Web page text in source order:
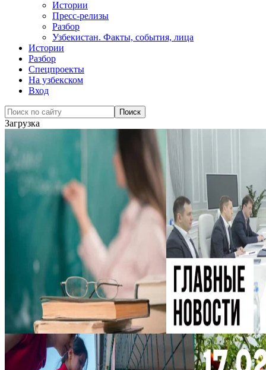
Истории
Пресс-релизы
Разбор
Узбекистан. Факты, события, лица
Истории
Разбор
Спецпроекты
На узбекском
Вход
Загрузка